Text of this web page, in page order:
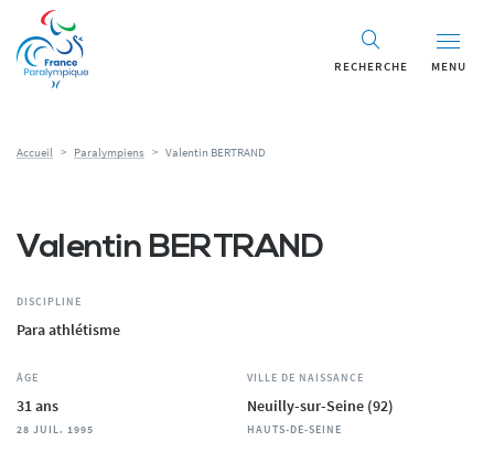
RECHERCHE MENU
Accueil > Paralympiens > Valentin BERTRAND
Valentin BERTRAND
DISCIPLINE
Para athlétisme
ÂGE
31 ans
28 JUIL. 1995
VILLE DE NAISSANCE
Neuilly-sur-Seine (92)
HAUTS-DE-SEINE
Panneau de gestion des cookies